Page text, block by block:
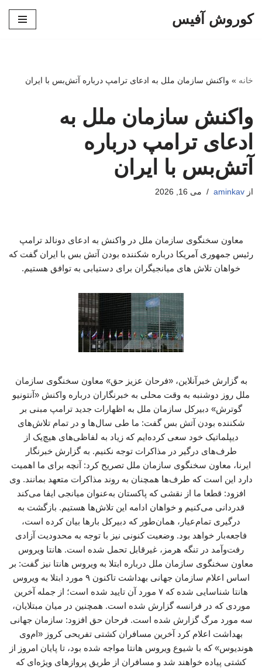
کوروش آفیس
خانه » واکنش سازمان ملل به ادعای ترامپ درباره آتش‌بس با ایران
واکنش سازمان ملل به
ادعای ترامپ درباره
آتش‌بس با ایران
از aminkav می 16, 2026
معاون سخنگوی سازمان ملل در واکنش به ادعای دونالد ترامپ
رئیس جمهوری آمریکا درباره شکننده بودن آتش بس با ایران گفت که
خواهان تلاش های میانجیگران برای دستیابی به توافق هستیم.
به گزارش خبرآنلاین، «فرحان عزیز حق» معاون سخنگوی سازمان
ملل روز دوشنبه به وقت محلی به خبرنگاران درباره واکنش «آنتونیو
گوترش» دبیرکل سازمان ملل به اظهارات جدید ترامپ مبنی بر
شکننده بودن آتش بس گفت: ما طی سال‌ها و در تمام تلاش‌های
دیپلماتیک خود سعی کرده‌ایم که زیاد به لفاظی‌های هیچ‌یک از
طرف‌های درگیر در مذاکرات توجه نکنیم. به گزارش خبرنگار
ایرنا، معاون سخنگوی سازمان ملل تصریح کرد: آنچه برای ما اهمیت
دارد این است که طرف‌ها همچنان به روند مذاکرات متعهد بمانند. وی
افزود: قطعا ما از نقشی که پاکستان به‌عنوان میانجی ایفا می‌کند
قدردانی می‌کنیم و خواهان ادامه این تلاش‌ها هستیم. بازگشت به
درگیری تمام‌عیار، همان‌طور که دبیرکل بارها بیان کرده است،
فاجعه‌بار خواهد بود. وضعیت کنونی نیز با توجه به محدودیت آزادی
رفت‌وآمد در تنگه هرمز، غیرقابل تحمل شده است. هانتا ویروس
معاون سخنگوی سازمان ملل درباره ابتلا به ویروس هانتا نیز گفت: بر
اساس اعلام سازمان جهانی بهداشت تاکنون ۹ مورد ابتلا به ویروس
هانتا شناسایی شده که ۷ مورد آن تایید شده است؛ از جمله آخرین
موردی که در فرانسه گزارش شده است. همچنین در میان مبتلایان،
سه مورد مرگ گزارش شده است. فرحان حق افزود: سازمان جهانی
بهداشت اعلام کرد آخرین مسافران کشتی تفریحی کروز «ام‌وی
هوندیوس» که با شیوع ویروس هانتا مواجه شده بود، تا پایان امروز از
کشتی پیاده خواهند شد و مسافران از طریق پروازهای ویژه‌ای که